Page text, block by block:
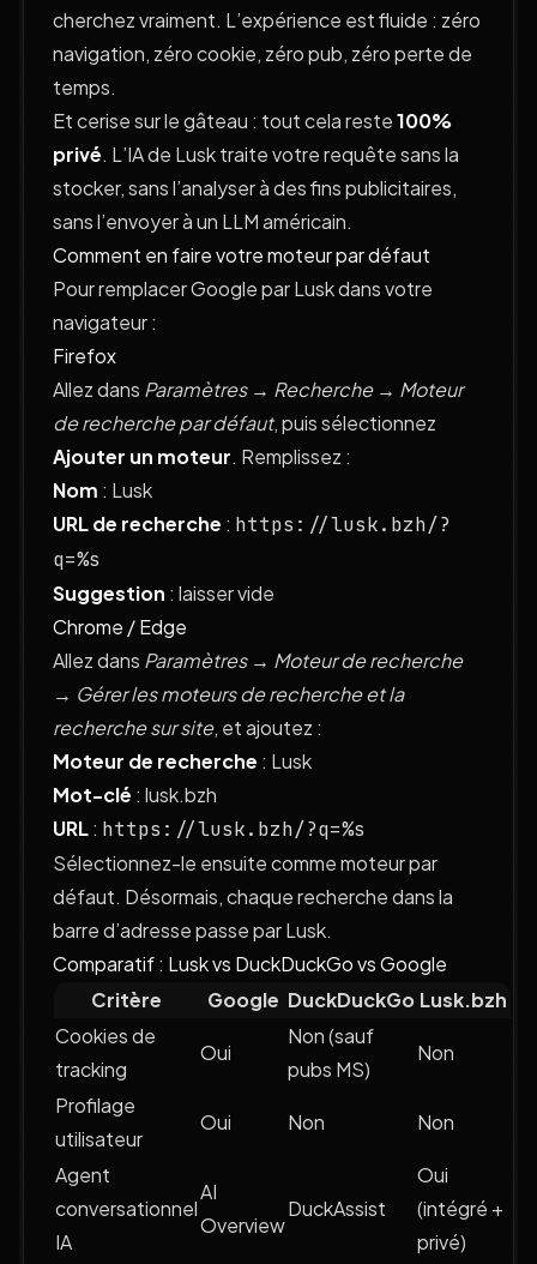
cherchez vraiment. L’expérience est fluide : zéro
navigation, zéro cookie, zéro pub, zéro perte de
temps.
Et cerise sur le gâteau : tout cela reste100%
privé. L’IA de Lusk traite votre requête sans la
stocker, sans l’analyser à des fins publicitaires,
sans l’envoyer à un LLM américain.
Comment en faire votre moteur par défaut
Pour remplacer Google par Lusk dans votre
navigateur :
Firefox
Allez dans Paramètres → Recherche → Moteur
de recherche par défaut, puis sélectionnez
Ajouter un moteur. Remplissez :
Nom : Lusk
URL de recherche : https://lusk.bzh/?
q=%s
Suggestion : laisser vide
Chrome / Edge
Allez dans Paramètres → Moteur de recherche
→ Gérer les moteurs de recherche et la
recherche sur site, et ajoutez :
Moteur de recherche : Lusk
Mot-clé : lusk.bzh
URL: https://lusk.bzh/?q=%s
Sélectionnez-le ensuite comme moteur par
défaut. Désormais, chaque recherche dans la
barre d’adresse passe par Lusk.
Comparatif : Lusk vs DuckDuckGo vs Google
Critère
Google DuckDuckGo Lusk.bzh
Cookies de
tracking
Oui
Non (sauf
pubs MS)
Non
Profilage
utilisateur
Oui Non Non
Agent
conversationnel
IA
AI
Overview
DuckAssist
Oui
(intégré +
privé)